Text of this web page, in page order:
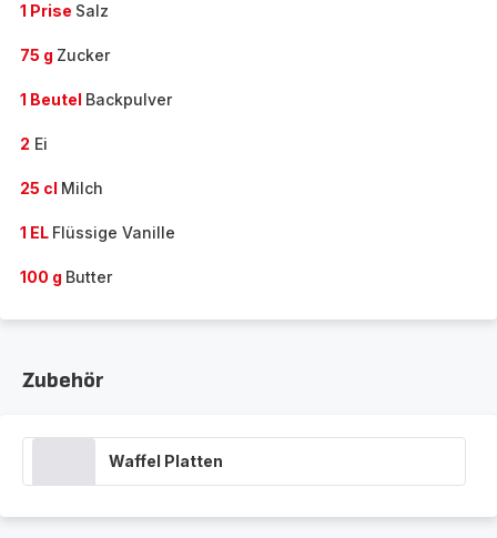
1 Prise Salz
75 g Zucker
1 Beutel Backpulver
2 Ei
25 cl Milch
1 EL Flüssige Vanille
100 g Butter
Zubehör
Waffel Platten